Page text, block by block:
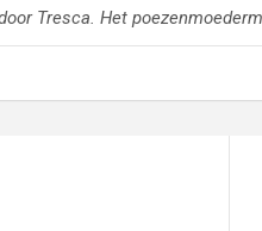
Tresca. Het